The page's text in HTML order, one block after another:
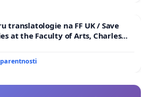
translatologie na FF UK / Save
at the Faculty of Arts, Charles